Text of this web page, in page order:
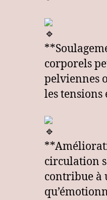
corporels
pelviennes
les
circulation
contribue à